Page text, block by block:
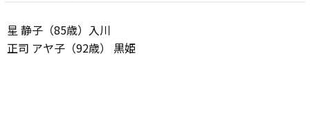
星 静子（85歳）入川
正司 アヤ子（92歳） 黒姫